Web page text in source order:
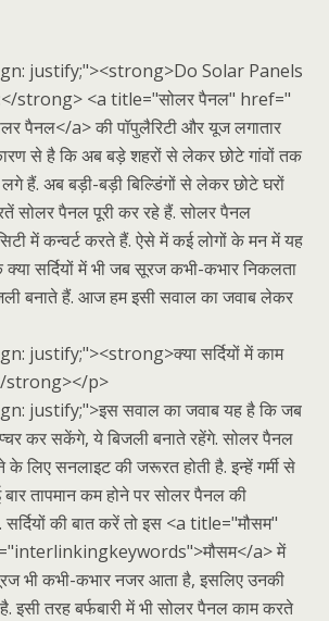
justify;"><strong>Do Solar Panels
strong> <a title="सोलर पैनल" href="
पैनल</a> की पॉपुलैरिटी और यूज लगातार
से है कि अब बड़े शहरों से लेकर छोटे गांवों तक
हैं. अब बड़ी-बड़ी बिल्डिंगों से लेकर छोटे घरों
सोलर पैनल पूरी कर रहे हैं. सोलर पैनल
में कन्वर्ट करते हैं. ऐसे में कई लोगों के मन में यह
सर्दियों में भी जब सूरज कभी-कभार निकलता
बनाते हैं. आज हम इसी सवाल का जवाब लेकर
justify;"><strong>क्या सर्दियों में काम
strong></p>
justify;">इस सवाल का जवाब यह है कि जब
कर सकेंगे, ये बिजली बनाते रहेंगे. सोलर पैनल
लिए सनलाइट की जरूरत होती है. इन्हें गर्मी से
तापमान कम होने पर सोलर पैनल की
सर्दियों की बात करें तो इस <a title="मौसम"
a> में
भी कभी-कभार नजर आता है, इसलिए उनकी
इसी तरह बर्फबारी में भी सोलर पैनल काम करते